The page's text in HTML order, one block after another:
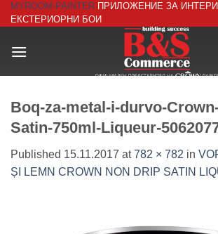
Skip
to
MYROOM-PAINTER ПРИЛОЖЕНИЕ ЗА
ЕКСТЕРИОРНИ БОИ
Boq-za-metal-i-durvo-
Satin-750ml-Liqueur-
Published 15.11.2017 at782 × 782 in
ȘI LEMN CROWN NON DRIP SATIN